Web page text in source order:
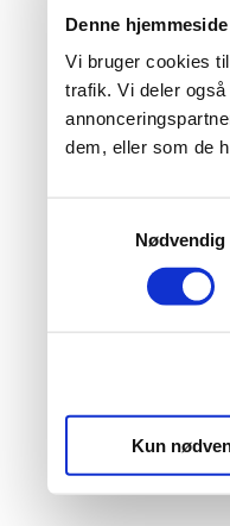
Denne
Vi bruger cookies
trafik. Vi deler
dem, eller som de
Nødvendig
Kun